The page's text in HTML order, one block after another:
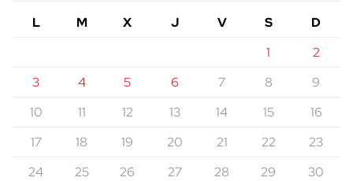
L
M X J V S
D
1
2
3
4 5 6 7 8
9
10
11 12 13 14 15
16
17
18 19 20 21 22
23
24
25 26 27 28 29
30